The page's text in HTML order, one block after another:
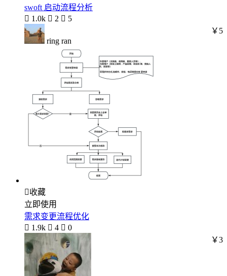
swoft 启动流程分析
 1.0k  2  5
ring ran
￥5
收藏
立即使用
需求变更流程优化
 1.9k  4  0
￥3